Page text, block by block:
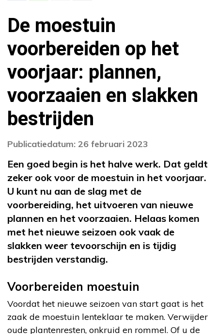
De moestuin
voorbereiden op het
voorjaar: plannen,
voorzaaien en slakken
bestrijden
Publicatiedatum: 26 februari 2023
Een goed begin is het halve werk. Dat geldt
zeker ook voor de moestuin in het voorjaar.
U kunt nu aan de slag met de
voorbereiding, het uitvoeren van nieuwe
plannen en het voorzaaien. Helaas komen
met het nieuwe seizoen ook vaak de
slakken weer tevoorschijn en is tijdig
bestrijden verstandig.
Voorbereiden moestuin
Voordat het nieuwe seizoen van start gaat is het
zaak de moestuin lenteklaar te maken. Verwijder
oude plantenresten, onkruid en rommel. Of u de